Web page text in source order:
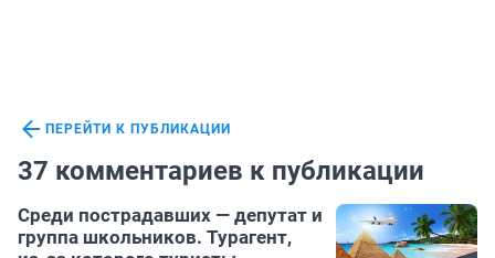
ПЕРЕЙТИ К ПУБЛИКАЦИИ
37 комментариев к публикации
Среди пострадавших — депутат и
группа школьников. Турагент,